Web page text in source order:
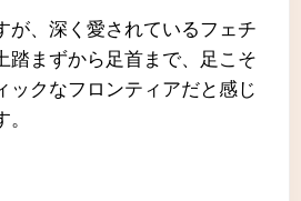
が、深く愛されているフェチ
踏まずから足首まで、足こそ
ックなフロンティアだと感じ